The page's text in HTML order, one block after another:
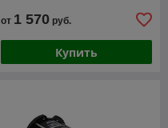
от 1 570 руб.
Купить